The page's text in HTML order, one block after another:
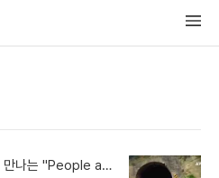
만나는 "People ar